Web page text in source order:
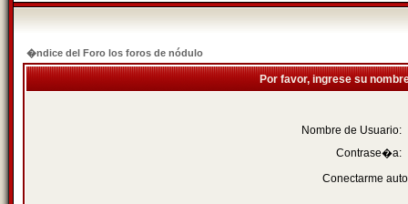
�ndice del Foro los foros de nódulo
Por favor, ingrese su
Nombre de Usuario:
Contrase�a:
Conectarme